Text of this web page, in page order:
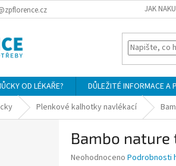
JAK
OD LÉKAŘE? DŮLEŽITÉ INFORMACE A
Plenkové kalhotky navlékací
Bambo nature
Průměrné
Neohodnoceno Podrobnosti